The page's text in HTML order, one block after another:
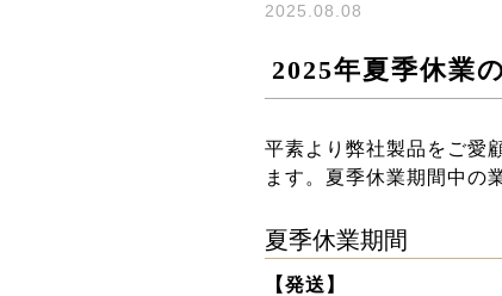
2025.08.08
2025年夏季休業
平素より弊社製品をご愛
ます。夏季休業期間中の
夏季休業期間
【発送】